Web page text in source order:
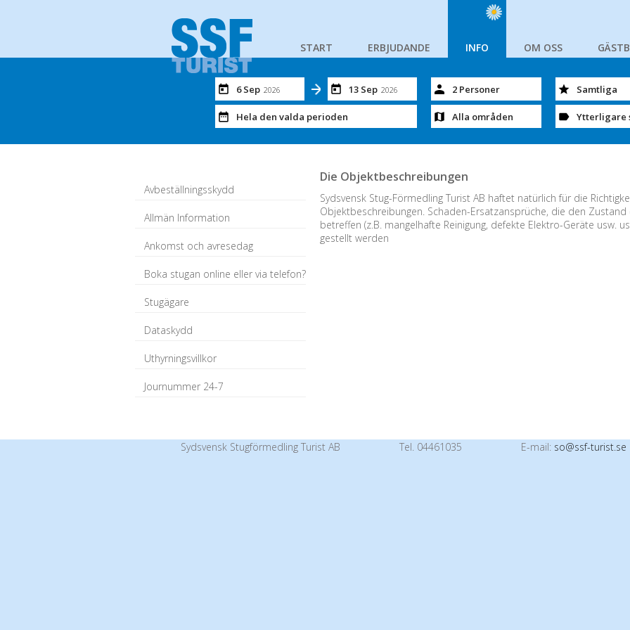
START ERBJUDANDE INFO OM OSS
6 Sep 2026 13 Sep 2026
Hela den valda perioden
2 Personer
Alla områden
Samtliga
Ytterligare
Avbeställningsskydd
Allmän Information
Ankomst och avresedag
Boka stugan online eller via telefon?
Stugägare
Dataskydd
Uthyrningsvillkor
Journummer 24-7
Die Objektbeschreibungen
Sydsvensk Stug-Förmedling Turist AB haftet natürlich für die
Objektbeschreibungen. Schaden-Ersatzansprüche, die den
betreffen (z.B. mangelhafte Reinigung, defekte Elektro-Geräte usw.
gestellt werden
Sydsvensk Stugförmedling Turist AB Tel. 04461035 E-mail: so@ssf-turist.se